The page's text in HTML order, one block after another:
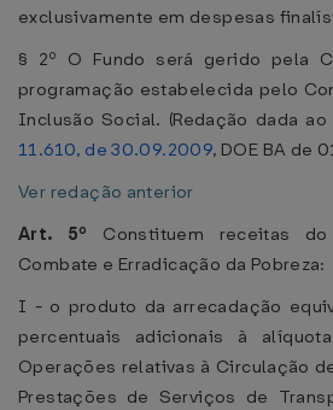
exclusivamente em despesas
§ 2º O Fundo será gerido pela
programação estabelecida pelo
Inclusão Social. (Redação dada
11.610, de 30.09.2009, DOE BA de
Ver redação anterior
Art. 5º Constituem receitas
Combate e Erradicação da Pobreza:
I - o produto da arrecadação
percentuais adicionais à
Operações relativas à Circulação
Prestações de Serviços de